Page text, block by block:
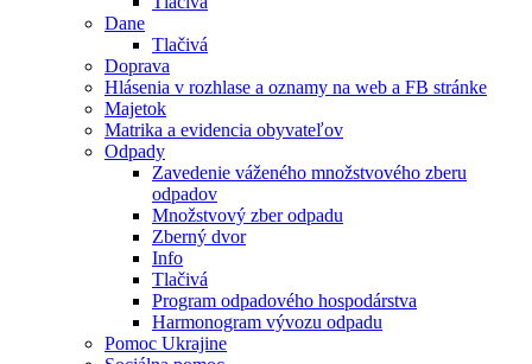
Dane
Tlačivá
Doprava
Hlásenia v rozhlase a oznamy na web a FB stránke
Majetok
Matrika a evidencia obyvateľov
Odpady
Zavedenie váženého množstvového zberu
odpadov
Množstvový zber odpadu
Zberný dvor
Info
Tlačivá
Program odpadového hospodárstva
Harmonogram vývozu odpadu
Pomoc Ukrajine